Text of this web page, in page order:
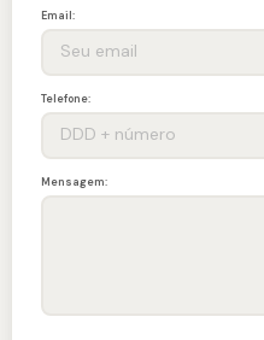
Email:
Telefone:
Mensagem: